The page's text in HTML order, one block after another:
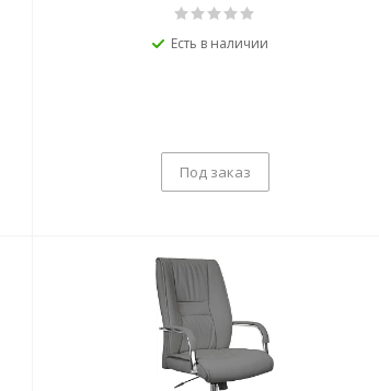
Есть в наличии
Под заказ